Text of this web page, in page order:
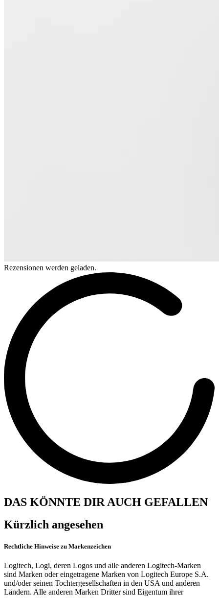
Rezensionen werden geladen.
DAS KÖNNTE DIR AUCH GEFALLEN
Kürzlich angesehen
Rechtliche Hinweise zu Markenzeichen
Logitech, Logi, deren Logos und alle anderen Logitech-Marken
sind Marken oder eingetragene Marken von Logitech Europe S.A.
und/oder seinen Tochtergesellschaften in den USA und anderen
Ländern. Alle anderen Marken Dritter sind Eigentum ihrer